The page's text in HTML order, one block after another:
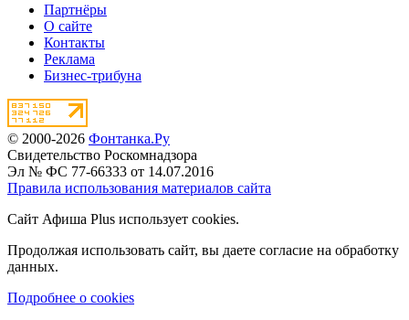
Партнёры
О сайте
Контакты
Реклама
Бизнес-трибуна
© 2000-2026 Фонтанка.Ру
Свидетельство Роскомнадзора
Эл № ФС 77-66333 от 14.07.2016
Правила использования материалов сайта
Сайт Афиша Plus использует cookies.
Продолжая использовать сайт, вы даете согласие на обработку
данных.
Подробнее о cookies